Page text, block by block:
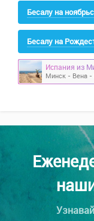
Бесалу на
Бесалу на